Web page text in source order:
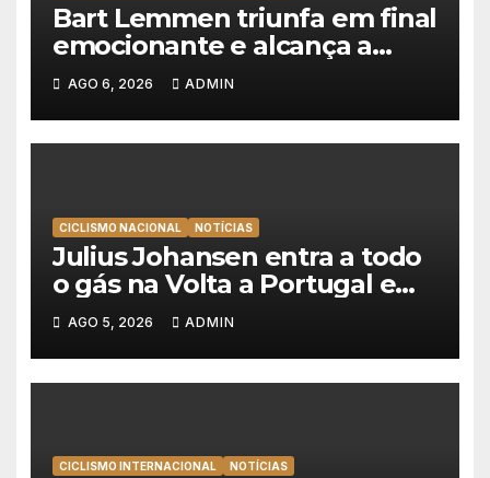
Bart Lemmen triunfa em final
emocionante e alcança a
primeira vitória da carreira na
Volta à Polónia
AGO 6, 2026 ADMIN
CICLISMO NACIONAL NOTÍCIAS
Julius Johansen entra a todo
o gás na Volta a Portugal e
lidera dobradinha da UAE
Team Emirates em Lisboa
AGO 5, 2026 ADMIN
CICLISMO INTERNACIONAL NOTÍCIAS